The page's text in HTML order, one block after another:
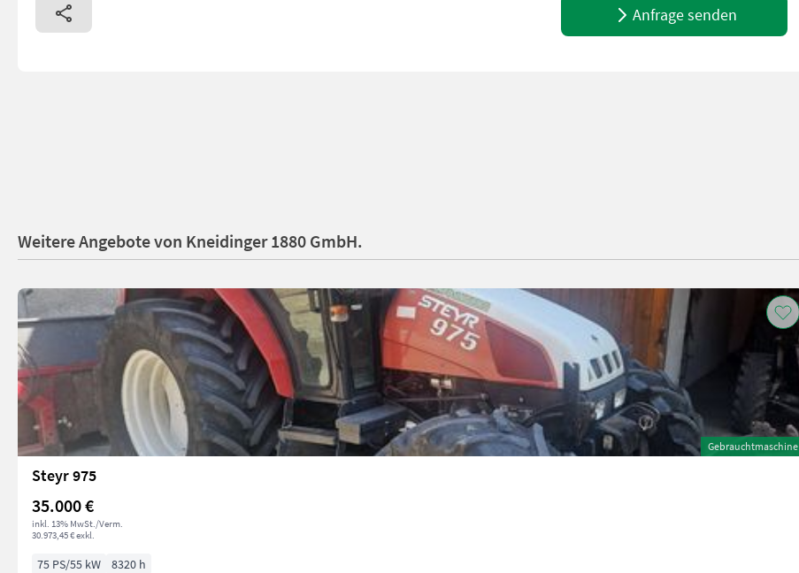
Anfrage senden
Weitere Angebote von Kneidinger 1880 GmbH.
Gebrauchtmaschine
Steyr 975
35.000 €
inkl. 13% MwSt./Verm.
30.973,45 € exkl.
75 PS/55 kW 8320 h